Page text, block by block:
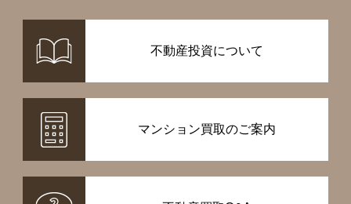
不動産投資について
マンション買取のご案内